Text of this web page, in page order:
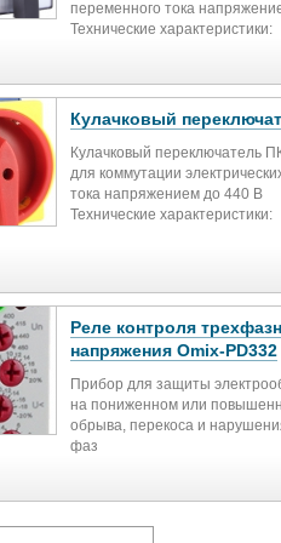
Макс. 2 контактора; если
Защита
Вес
400 г
Габаритные размеры
53,3×84×60 мм
переменного тока
Технические характеристики:
3
Кулачковый
Кулачковый переключатель
для коммутации
тока напряжением до 440 В
Технические характеристики:
25
3
ПК-А10-25-42 (LW30-25-
4
ПК-А10-32-32 (LW30-32-
32
3
ПК-А10-32-42 (LW30-32-
40
3
Реле контроля
напряжения Omix-PD332
Прибор для защиты
на пониженном или
обрыва, перекоса и
фаз
Погрешность задания уставки: